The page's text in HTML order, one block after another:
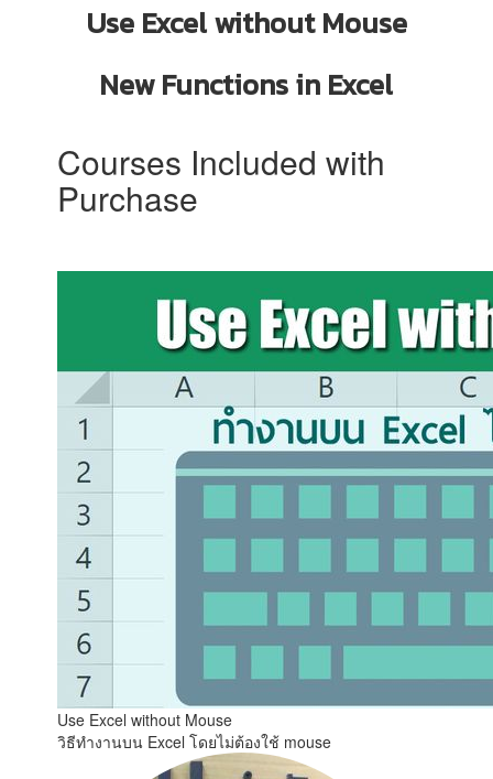
Use Excel without Mouse
New Functions in Excel
Courses Included with
Purchase
Use Excel without Mouse
วิธีทำงานบน Excel โดยไม่ต้องใช้ mouse